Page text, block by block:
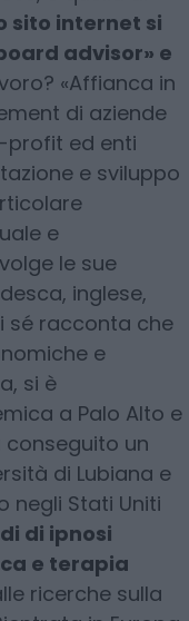
sito internet si
advisor» e
«Affianca in
di aziende
profit ed enti
e sviluppo
e
le sue
inglese,
sé racconta che
e
si è
a Palo Alto e
conseguito un
di Lubiana e
negli Stati Uniti
di ipnosi
e terapia
ricerche sulla